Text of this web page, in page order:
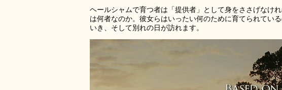
ヘールシャムで育つ者は「提供者」として身をささげなけ
は何者なのか。彼女らはいったい何のために育てられてい
いき、そして別れの日が訪れます。